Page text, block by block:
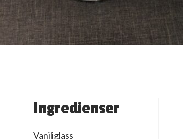
Ingredienser
Vaniljglass